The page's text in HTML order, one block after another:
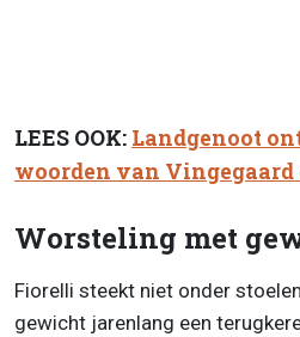
LEES OOK: Landgenoot
woorden van Vingegaard
Worsteling met
Fiorelli steekt niet onder
gewicht jarenlang een